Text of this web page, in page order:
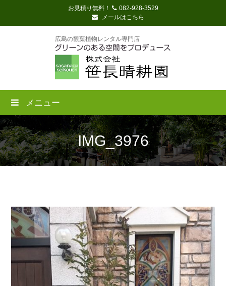
お見積り無料！
082-928-3529
メールはこちら
広島の観葉植物レンタル専門店
メニュー
IMG_3976